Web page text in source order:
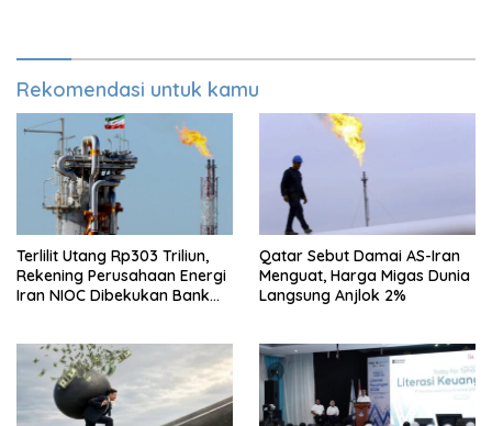
Rekomendasi untuk kamu
Terlilit Utang Rp303 Triliun,
Rekening Perusahaan Energi
Iran NIOC Dibekukan Bank
Qatar Sebut Damai AS-Iran
Menguat, Harga Migas Dunia
Langsung Anjlok 2%